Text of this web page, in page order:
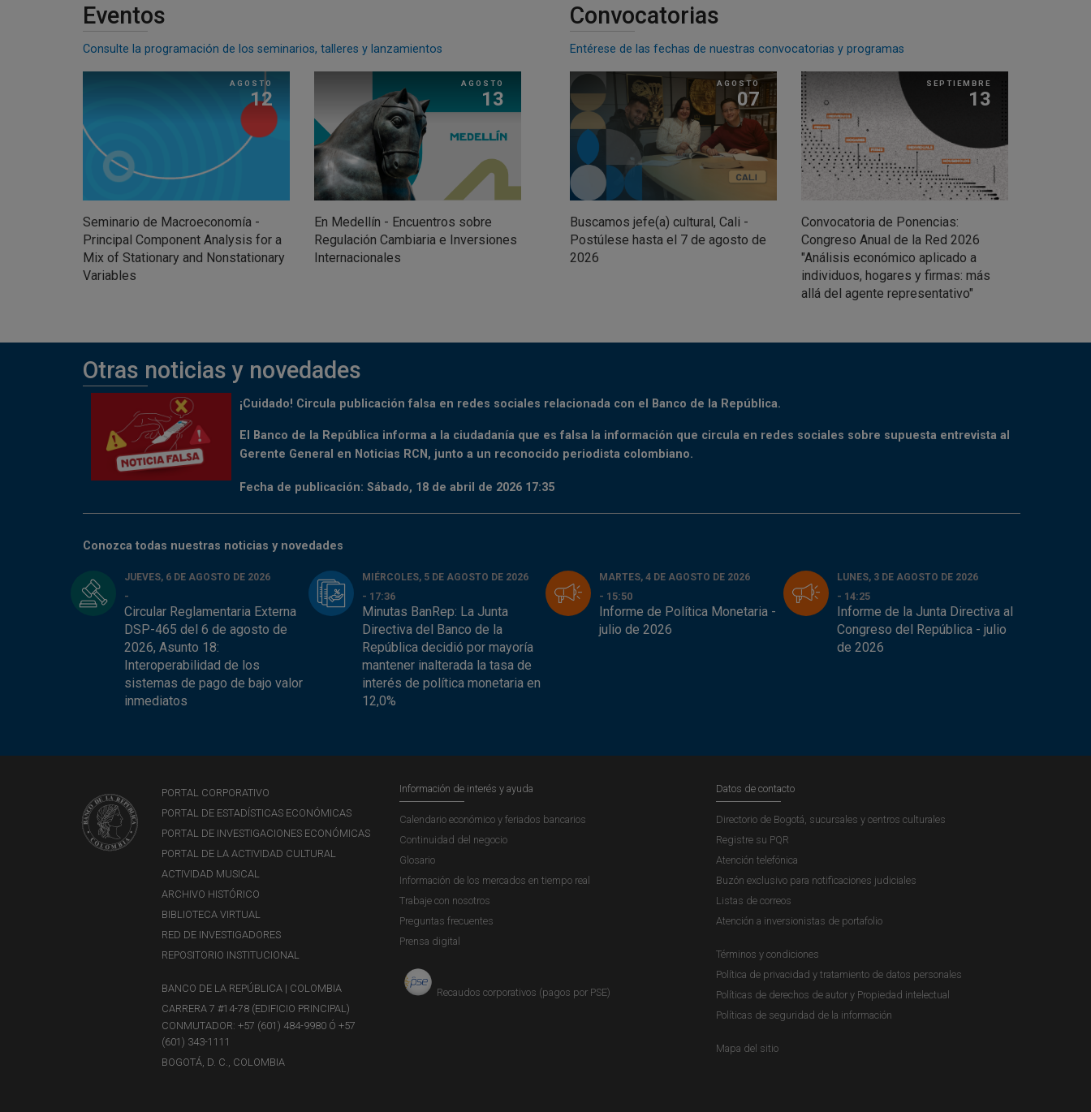
Eventos
Consulte la programación de los seminarios, talleres y lanzamientos
AGOSTO
12
Seminario de Macroeconomía -
Principal Component Analysis for a
Mix of Stationary and Nonstationary
Variables
AGOSTO
13
En Medellín - Encuentros sobre
Regulación Cambiaria e Inversiones
Internacionales
Convocatorias
Entérese de las fechas de nuestras convocatorias y programas
AGOSTO
07
Buscamos jefe(a) cultural, Cali -
Postúlese hasta el 7 de agosto de
2026
SEPTIEMBRE
13
Convocatoria de Ponencias:
Congreso Anual de la Red 2026
"Análisis económico aplicado a
individuos, hogares y firmas: más
allá del agente representativo"
Otras noticias y novedades
¡Cuidado! Circula publicación falsa en redes sociales relacionada con el Banco de la República.
El Banco de la República informa a la ciudadanía que es falsa la información que circula en redes sociales sobre supuesta entrevista al
Gerente General en Noticias RCN, junto a un reconocido periodista colombiano.
Fecha de publicación: Sábado, 18 de abril de 2026 17:35
Conozca todas nuestras noticias y novedades
JUEVES, 6 DE AGOSTO DE 2026
-
Circular Reglamentaria Externa
DSP-465 del 6 de agosto de
2026, Asunto 18:
Interoperabilidad de los
sistemas de pago de bajo valor
inmediatos
MIÉRCOLES, 5 DE AGOSTO DE 2026
- 17:36
Minutas BanRep: La Junta
Directiva del Banco de la
República decidió por mayoría
mantener inalterada la tasa de
interés de política monetaria en
12,0%
MARTES, 4 DE AGOSTO DE 2026
- 15:50
Informe de Política Monetaria -
julio de 2026
LUNES, 3 DE AGOSTO DE 2026
- 14:25
Informe de la Junta Directiva al
Congreso del República - julio
de 2026
PORTAL CORPORATIVO
PORTAL DE ESTADÍSTICAS ECONÓMICAS
PORTAL DE INVESTIGACIONES ECONÓMICAS
PORTAL DE LA ACTIVIDAD CULTURAL
ACTIVIDAD MUSICAL
ARCHIVO HISTÓRICO
BIBLIOTECA VIRTUAL
RED DE INVESTIGADORES
REPOSITORIO INSTITUCIONAL
BANCO DE LA REPÚBLICA | COLOMBIA
CARRERA 7 #14-78 (EDIFICIO PRINCIPAL)
CONMUTADOR: +57 (601) 484-9980 Ó +57
(601) 343-1111
BOGOTÁ, D. C., COLOMBIA
Información de interés y ayuda
Calendario económico y feriados bancarios
Continuidad del negocio
Glosario
Información de los mercados en tiempo real
Trabaje con nosotros
Preguntas frecuentes
Prensa digital
Recaudos corporativos (pagos por PSE)
Datos de contacto
Directorio de Bogotá, sucursales y centros culturales
Registre su PQR
Atención telefónica
Buzón exclusivo para notificaciones judiciales
Listas de correos
Atención a inversionistas de portafolio
Términos y condiciones
Política de privacidad y tratamiento de datos personales
Políticas de derechos de autor y Propiedad intelectual
Políticas de seguridad de la información
Mapa del sitio